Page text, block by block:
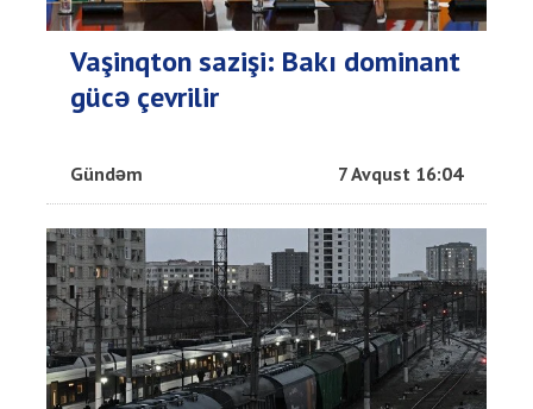
Vaşinqton sazişi: Bakı dominant
gücə çevrilir
Gündəm 7 Avqust 16:04